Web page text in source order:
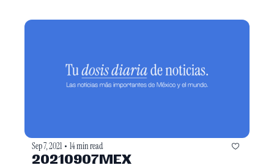
Sep 7, 2021 • 14 min read
20210907MEX